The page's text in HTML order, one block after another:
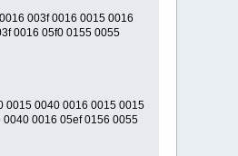
003f 0016 0015 0016
0016 05f0 0155 0055
0015 0040 0016 0015 0015
0016 05ef 0156 0055